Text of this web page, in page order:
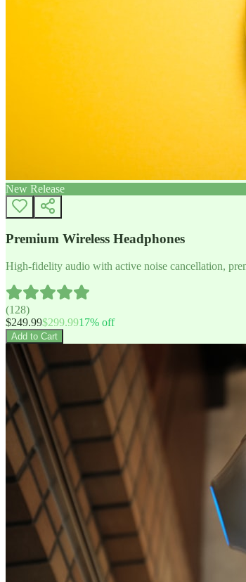
New Release
Premium Wireless Headphones
High-fidelity audio with active noise cancellation,
(128)
$249.99$299.9917% off
Add to Cart